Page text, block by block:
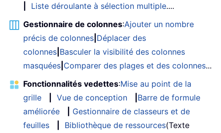
Liste déroulante à sélection multiple....
Gestionnaire de colonnes:Ajouter un nombre
précis de colonnes Déplacer des
colonnes Basculer la visibilité des colonnes
masquées Comparer des plages et des colonnes...
Fonctionnalités vedettes:Mise au point de la
grille
Vue de conception
Barre de formule
améliorée
Gestionnaire de classeurs et de
feuilles
Bibliothèque de ressources(Texte